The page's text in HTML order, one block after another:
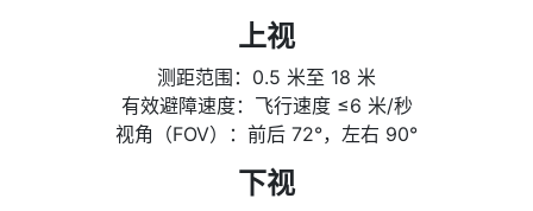
上视
测距范围：0.5 米至 18 米
有效避障速度：飞行速度 ≤6 米/秒
视角（FOV）：前后 72°，左右 90°
下视